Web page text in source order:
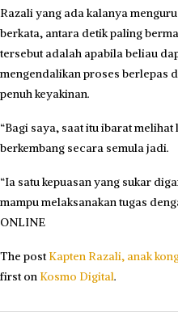
Razali yang ada kalanya
berkata, antara detik paling
tersebut adalah apabila beliau
mengendalikan proses berlepas
penuh keyakinan.
“Bagi saya, saat itu ibarat
berkembang secara semula jadi.
“Ia satu kepuasan yang sukar
mampu melaksanakan tugas
ONLINE
The postKapten Razali, anak
first on Kosmo Digital.